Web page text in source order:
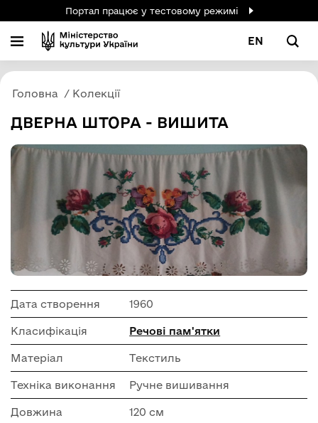
Портал працює у тестовому режимі
EN
Головна Колекції
ДВЕРНА ШТОРА - ВИШИТА
Дата створення 1960
Класифікація Речові пам'ятки
Матеріал Текстиль
Техніка виконання Ручне вишивання
Довжина 120 см